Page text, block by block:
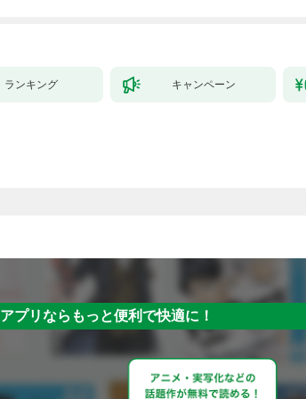
ランキング キャンペーン
アプリならもっと便利で快適に！